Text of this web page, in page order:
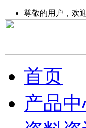
尊敬的用户，欢
首页
产品